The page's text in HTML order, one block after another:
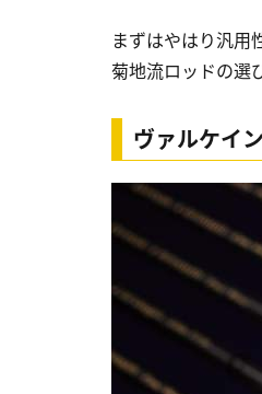
まずはやはり汎用
菊地流ロッドの選
ヴァルケイ